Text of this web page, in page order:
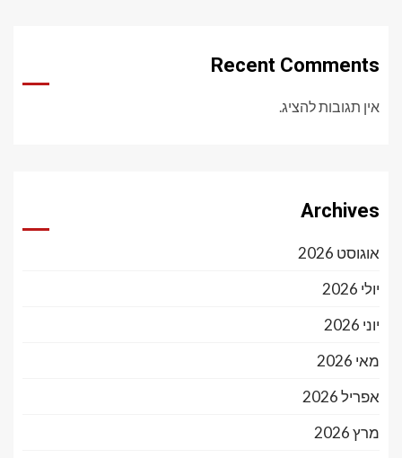
Recent Comments
אין תגובות להציג.
Archives
אוגוסט 2026
יולי 2026
יוני 2026
מאי 2026
אפריל 2026
מרץ 2026